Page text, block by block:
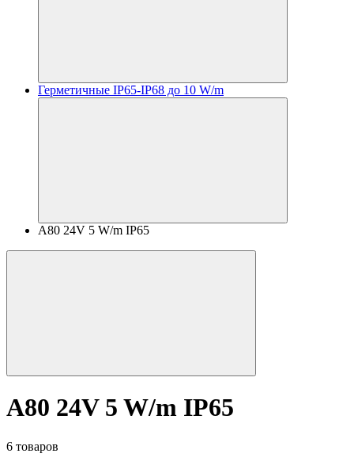
Герметичные IP65-IP68 до 10 W/m
A80 24V 5 W/m IP65
A80 24V 5 W/m IP65
6 товаров